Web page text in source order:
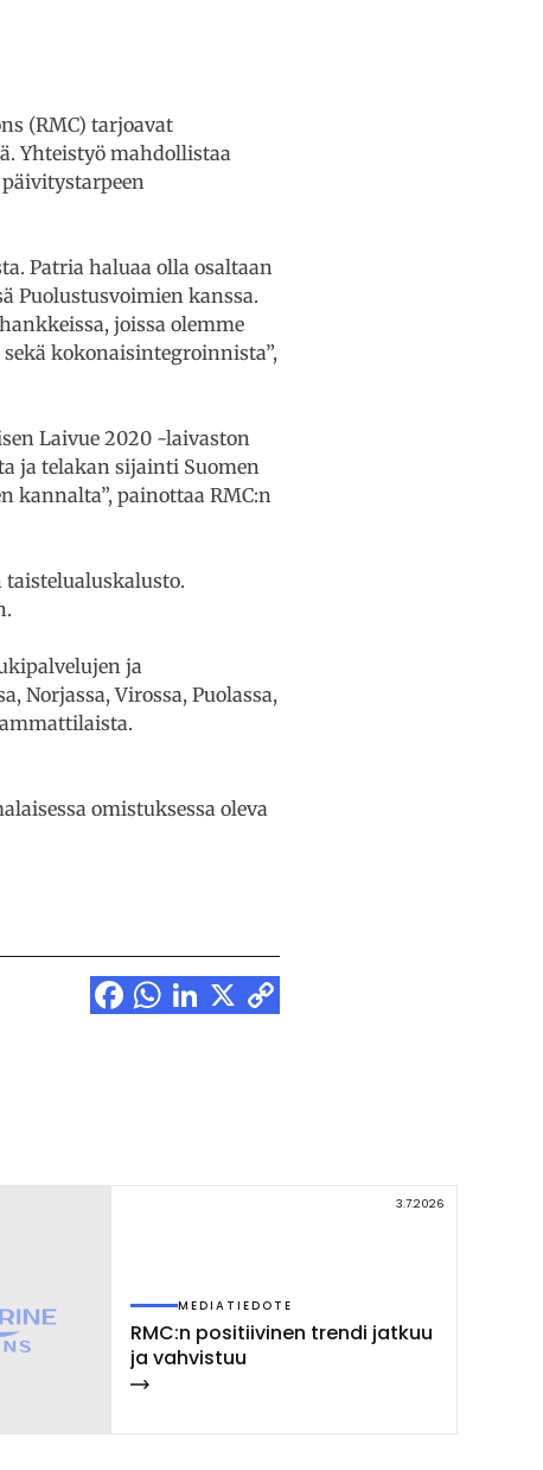
(RMC) tarjoavat
Yhteistyö mahdollistaa
Patria haluaa olla osaltaan
Puolustusvoimien kanssa.
joissa olemme
kokonaisintegroinnista”,
Laivue 2020 -laivaston
ja telakan sijainti Suomen
kannalta”, painottaa RMC:n
ja
Norjassa, Virossa, Puolassa,
omistuksessa oleva
3.7.2026
MEDIATIEDOTE
RMC:n po­si­tii­vi­nen tren­di jat­kuu
ja vah­vis­tuu